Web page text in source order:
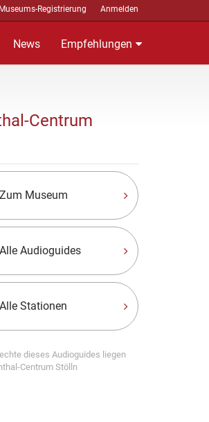
Museums-Registrierung Anmelden
News Empfehlungen
Centrum
Zum Museum
Alle Audioguides
Alle Stationen
dieses Audioguides liegen
Centrum Stölln